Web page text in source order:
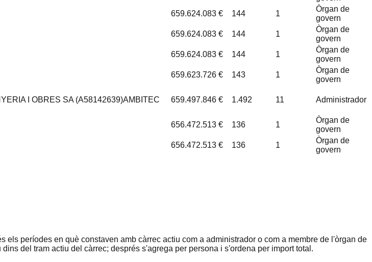
659.624.083 € 144 1
Òrgan de
govern
659.624.083 € 144 1
Òrgan de
govern
659.624.083 € 144 1
Òrgan de
govern
659.623.726 € 143 1
Òrgan de
govern
I OBRES SA (A58142639)AMBITEC
659.497.846 € 1.492 11 Administrador
656.472.513 € 136 1
Òrgan de
govern
656.472.513 € 136 1
Òrgan de
govern
períodes en què constaven amb càrrec actiu com a administrador o com a membre de l'òrgan de
del tram actiu del càrrec; després s'agrega per persona i s'ordena per import total.